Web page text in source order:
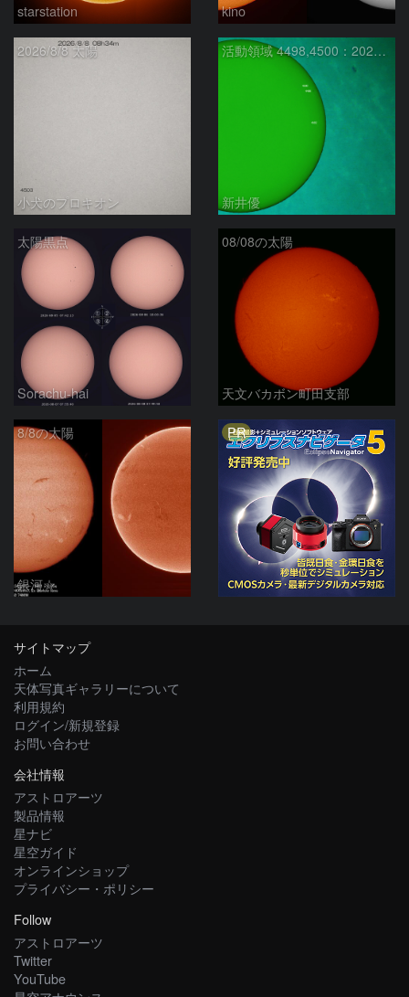
starstation kino
2026/8/8 太陽
小犬のプロキオン
活動領域 4498,4500：2026/08/08
新井優
太陽黒点
Sorachu-hai
08/08の太陽
天文バカボン町田支部
8/8の太陽
銀河☆
PR
サイトマップ
ホーム
天体写真ギャラリーについて
利用規約
ログイン/新規登録
お問い合わせ
会社情報
アストロアーツ
製品情報
星ナビ
星空ガイド
オンラインショップ
プライバシー・ポリシー
Follow
アストロアーツ
Twitter
YouTube